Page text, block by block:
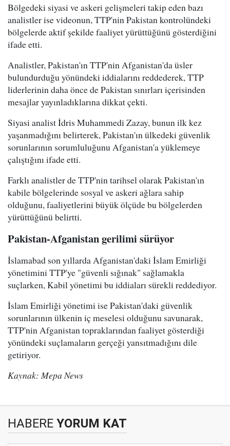
Bölgedeki siyasi ve askeri gelişmeleri takip eden bazı
analistler ise videonun, TTP'nin Pakistan kontrolündeki
bölgelerde aktif şekilde faaliyet yürüttüğünü gösterdiğini
ifade etti.
Analistler, Pakistan'ın TTP'nin Afganistan'da üsler
bulundurduğu yönündeki iddialarını reddederek, TTP
liderlerinin daha önce de Pakistan sınırları içerisinden
mesajlar yayınladıklarına dikkat çekti.
Siyasi analist İdris Muhammedi Zazay, bunun ilk kez
yaşanmadığını belirterek, Pakistan'ın ülkedeki güvenlik
sorunlarının sorumluluğunu Afganistan'a yüklemeye
çalıştığını ifade etti.
Farklı analistler de TTP'nin tarihsel olarak Pakistan'ın
kabile bölgelerinde sosyal ve askeri ağlara sahip
olduğunu, faaliyetlerini büyük ölçüde bu bölgelerden
yürüttüğünü belirtti.
Pakistan-Afganistan gerilimi sürüyor
İslamabad son yıllarda Afganistan'daki İslam Emirliği
yönetimini TTP'ye "güvenli sığınak" sağlamakla
suçlarken, Kabil yönetimi bu iddiaları sürekli reddediyor.
İslam Emirliği yönetimi ise Pakistan'daki güvenlik
sorunlarının ülkenin iç meselesi olduğunu savunarak,
TTP'nin Afganistan topraklarından faaliyet gösterdiği
yönündeki suçlamaların gerçeği yansıtmadığını dile
getiriyor.
Kaynak: Mepa News
HABERE YORUM KAT